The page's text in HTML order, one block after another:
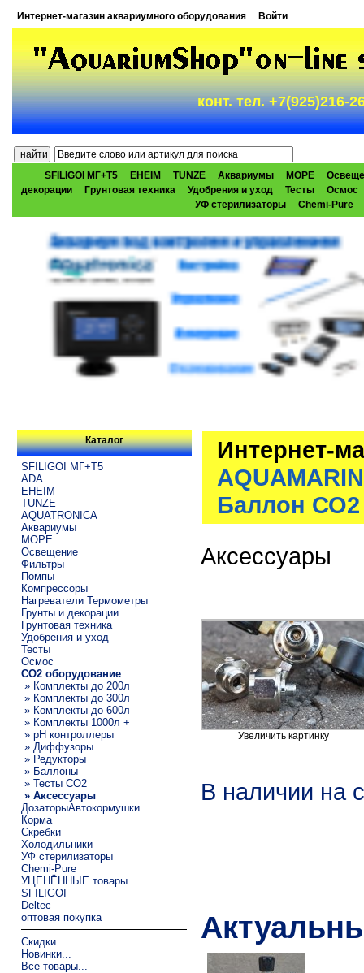
Интернет-магазин аквариумного оборудования Войти
конт. тел. +7(925)216-
SFILIGOI МГ+Т5 EHEIM TUNZE Аквариумы МОРЕ
декорации
Грунтовая техника Удобрения и уход Тесты
Осмос
УФ стерилизаторы
Chemi-Pure
Каталог
SFILIGOI МГ+Т5
ADA
EHEIM
TUNZE
AQUATRONICA
Аквариумы
МОРЕ
Освещение
Фильтры
Помпы
Компрессоры
Нагреватели Термометры
Грунты и декорации
Грунтовая техника
Удобрения и уход
Тесты
Осмос
CO2 оборудование
» Комплекты до 200л
» Комплекты до 300л
» Комплекты до 600л
» Комплекты 1000л +
» pH контроллеры
» Диффузоры
» Редукторы
» Баллоны
» Тесты CO2
» Аксессуары
ДозаторыАвтокормушки
Корма
Скребки
Холодильники
УФ стерилизаторы
Chemi-Pure
УЦЕНЁННЫЕ товары
SFILIGOI
Deltec
оптовая покупка
Скидки...
Новинки...
Все товары...
Интернет-
Баллон СО2
Аксессуары
Увеличить картинку
В наличии на